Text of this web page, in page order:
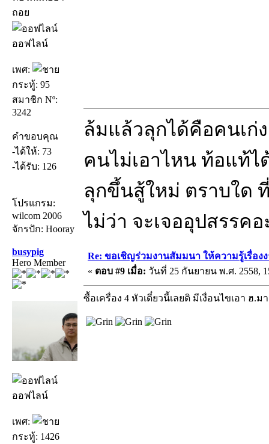
ถอย
ออฟไลน์
เพศ:
กระทู้: 95
สมาชิก Nº:
3242
คำขอบคุณ
-ได้ให้: 73
-ได้รับ: 126
โปรแกรม:
wilcom 2006
จักรปัก: Hooray
ล้มแล้วลุกได้คือคนเก่
คนไม่เอาไหน ท้อแท้ไ
ลุกขึ้นสู้ใหม่ ตราบใด
ไม่ว่า จะเจออุปสรรค
busypig
Hero Member
ออฟไลน์
เพศ:
กระทู้: 1426
Re: ขอเชิญร่วมงานสัมมนา ให้ความรู้เรื่อง
« ตอบ #9 เมื่อ: วันที่ 25 กันยายน พ.ศ. 2558,
ซื้อเครื่อง 4 หัวเดี๋ยวนี้เลยดิ มีเงื่อนไขเอา ฮ.